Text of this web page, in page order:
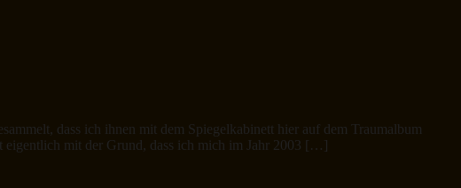
dass ich ihnen mit dem Spiegelkabinett hier auf dem Traumalbum
eigentlich mit der Grund, dass ich mich im Jahr 2003 […]